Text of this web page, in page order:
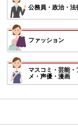
公務員・政治・法
ファッション
マスコミ・芸能・
メ・声優・漫画